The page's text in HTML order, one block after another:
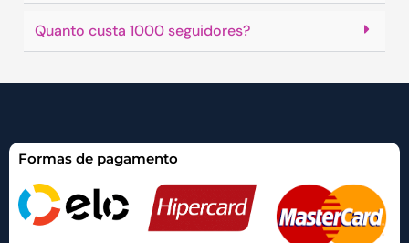
Quanto custa 1000 seguidores?
Formas de pagamento